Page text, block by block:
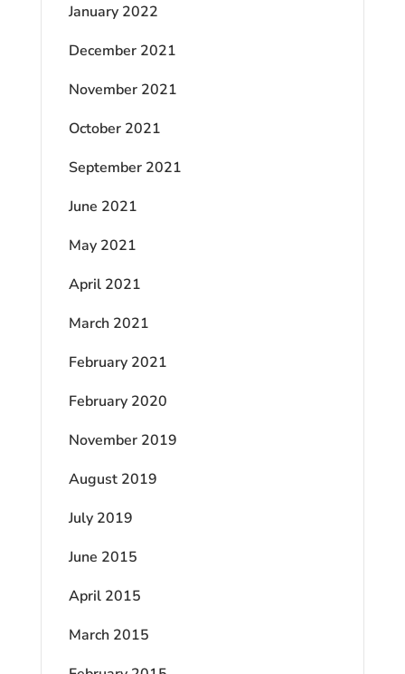
January 2022
December 2021
November 2021
October 2021
September 2021
June 2021
May 2021
April 2021
March 2021
February 2021
February 2020
November 2019
August 2019
July 2019
June 2015
April 2015
March 2015